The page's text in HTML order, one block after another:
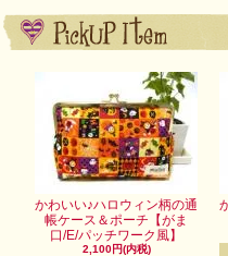
かわいい♪ハロウィン柄の通
帳ケース＆ポーチ【がま
口/E/パッチワーク風】
2,100円(内税)